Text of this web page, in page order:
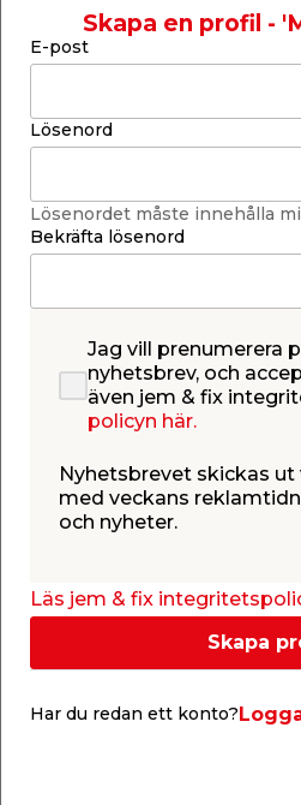
Skapa en profil -
E-post
Lösenord
Lösenordet måste innehålla
Bekräfta lösenord
Jag vill prenumerera
nyhetsbrev, och
även jem & fix
policyn här.
Nyhetsbrevet skickas ut
med veckans
och nyheter.
Läs jem & fix
Skapa
Har du redan ett konto?